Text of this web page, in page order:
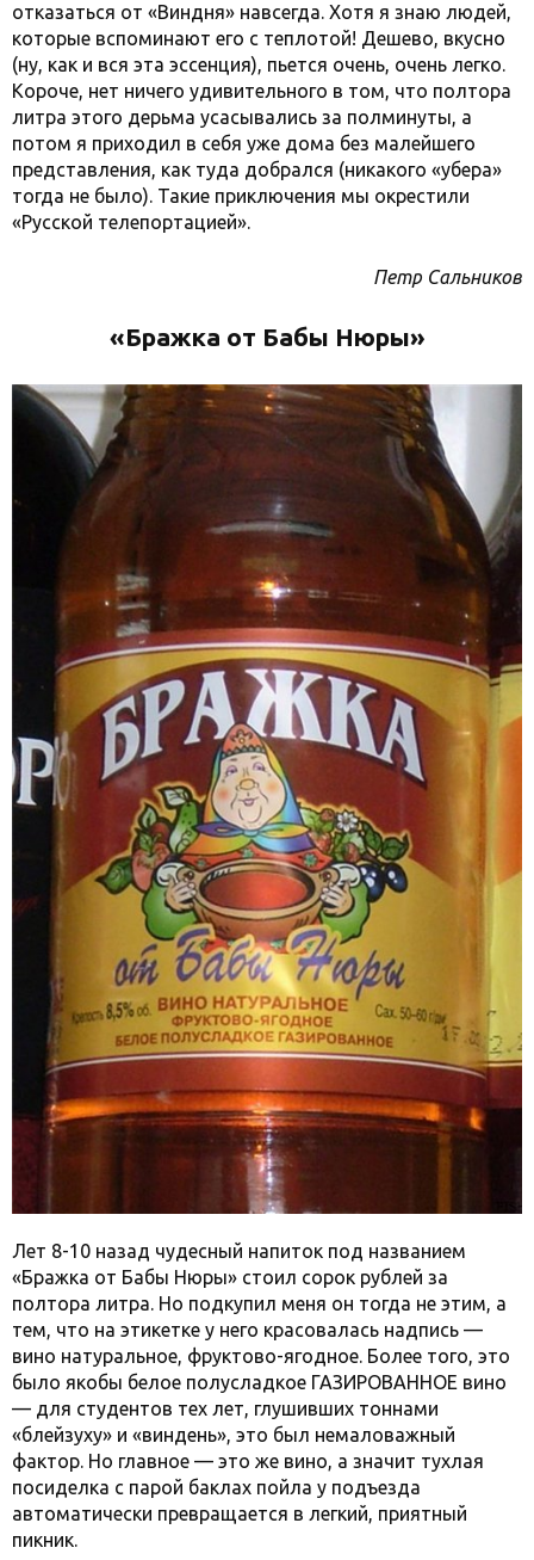
отказаться от «Виндня» навсегда. Хотя я знаю людей,
которые вспоминают его с теплотой! Дешево, вкусно
(ну, как и вся эта эссенция), пьется очень, очень легко.
Короче, нет ничего удивительного в том, что полтора
литра этого дерьма усасывались за полминуты, а
потом я приходил в себя уже дома без малейшего
представления, как туда добрался (никакого «убера»
тогда не было). Такие приключения мы окрестили
«Русской телепортацией».
Петр Сальников
«Бражка от Бабы Нюры»
Лет 8-10 назад чудесный напиток под названием
«Бражка от Бабы Нюры» стоил сорок рублей за
полтора литра. Но подкупил меня он тогда не этим, а
тем, что на этикетке у него красовалась надпись —
вино натуральное, фруктово-ягодное. Более того, это
было якобы белое полусладкое ГАЗИРОВАННОЕ вино
— для студентов тех лет, глушивших тоннами
«блейзуху» и «виндень», это был немаловажный
фактор. Но главное — это же вино, а значит тухлая
посиделка с парой баклах пойла у подъезда
автоматически превращается в легкий, приятный
пикник.